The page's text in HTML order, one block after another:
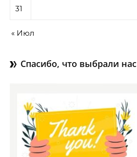
31
« Июл
Спасибо, что выбрали нас